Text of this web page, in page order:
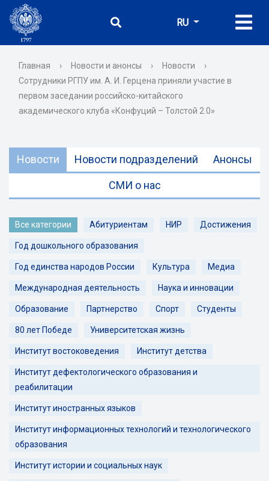
RU
Главная › Новости и анонсы › Новости
›
Сотрудники РГПУ им. А. И. Герцена приняли участие в
первом заседании российско-китайского
академического клуба «Конфуций – Толстой 2.0»
Новости Новости подразделений Анонсы
СМИ о нас
Все категории Абитуриентам НИР Достижения
Год дошкольного образования
Год единства народов России Культура Медиа
Международная деятельность Наука и инновации
Образование Партнерство Спорт Студенты
80 лет Победе Университетская жизнь
Институт востоковедения Институт детства
Институт дефектологического образования и
реабилитации
Институт иностранных языков
Институт информационных технологий и технологического
образования
Институт истории и социальных наук